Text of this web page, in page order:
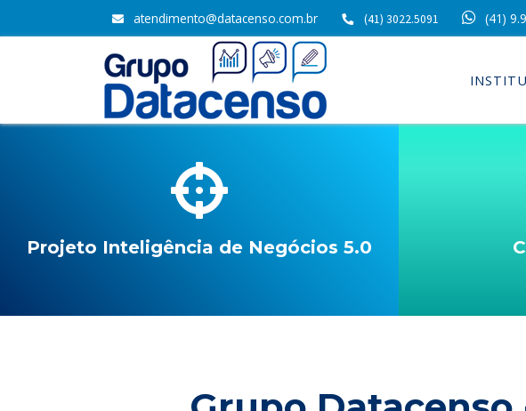
atendimento@datacenso.com.br (41) 3022.5091 (41)
Projeto Inteligência de Negócios 5.0